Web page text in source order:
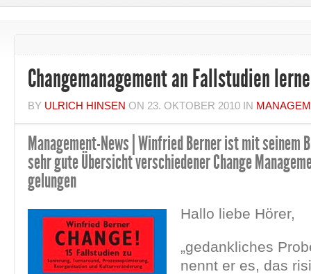
Changemanagement an Fallstudien
BY ULRICH HINSEN ON 23. OKTOBER 2010 IN
Management-News | Winfried Berner ist mit seinem
sehr gute Übersicht verschiedener Change
gelungen
Hallo liebe Hörer,
„gedankliches
nennt er es, das